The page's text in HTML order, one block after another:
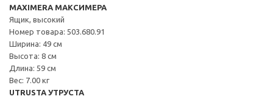
MAXIMERA МАКСИМЕРА
Ящик, высокий
Номер товара: 503.680.91
Ширина: 49 см
Высота: 8 см
Длина: 59 см
Вес: 7.00 кг
UTRUSTA УТРУСТА